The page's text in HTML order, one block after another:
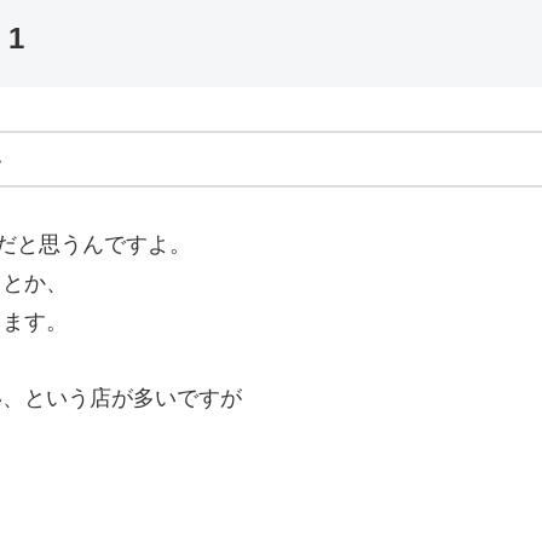
1
思うんですよ。
か、
す。
という店が多いですが